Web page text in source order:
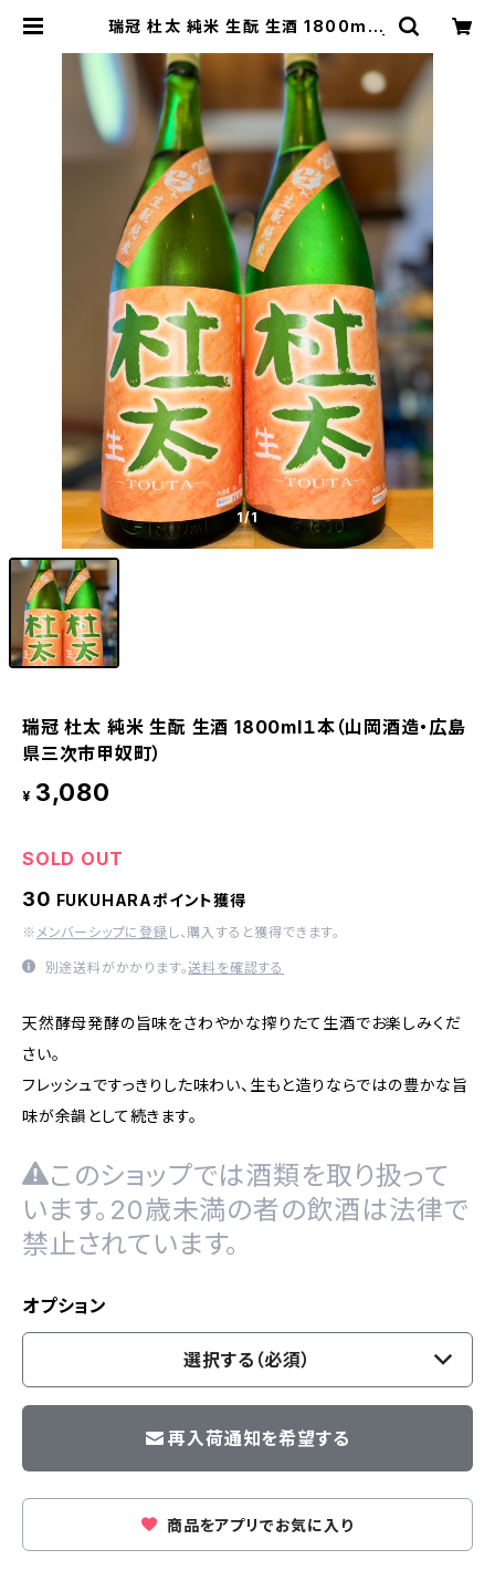
瑞冠 杜太 純米 生酛 生酒 1800ml１
【BASE公式】福原酒店｜創業1928
年・広島の日本酒・限定酒を全国通販
1/1
瑞冠 杜太 純米 生酛 生酒 1800ml１本（山岡酒造・広島
県三次市甲奴町）
¥ 3,080
SOLD OUT
30 FUKUHARAポイント獲得
※ メンバーシップに登録 し、購入すると獲得できます。
別途送料がかかります。送料を確認する
天然酵母発酵の旨味をさわやかな搾りたて生酒でお楽しみくだ
さい。
フレッシュですっきりした味わい、生もと造りならではの豊かな旨
味が余韻として続きます。
このショップでは酒類を取り扱って
います。20歳未満の者の飲酒は法律で
禁止されています。
オプション
選択する（必須）
再入荷通知を希望する
商品をアプリでお気に入り